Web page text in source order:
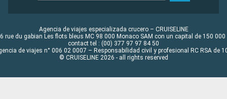
Agencia de viajes especializada crucero – CRUISELINE
rue du gabian Les flots bleus MC 98 000 Monaco SAM con un capital de 150 000
contact tel : (00) 377 97 97 84 50
de viajes n° 006 02 0007 – Responsabilidad civil y profesional RC RSA de
© CRUISELINE 2026 - all rights reserved